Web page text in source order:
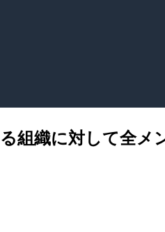
組織に対して全